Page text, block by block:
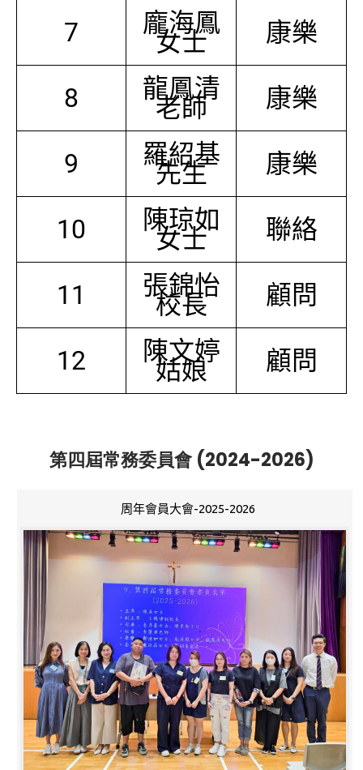
7 龐海鳳
女士 康樂
8 龍鳳清
老師 康樂
9 羅紹基
先生 康樂
10 陳琼如
女士 聯絡
11 張錦怡
校長 顧問
12 陳文婷
姑娘 顧問
第四屆常務委員會 (2024-2026)
周年會員大會-2025-2026